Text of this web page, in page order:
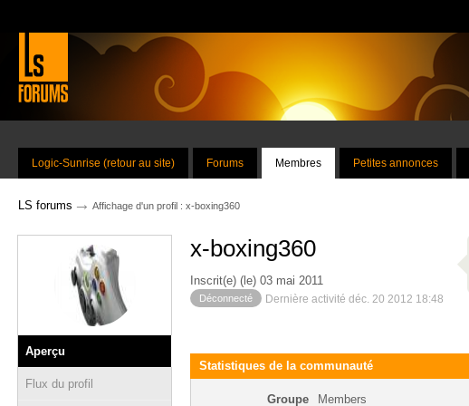
Logic-Sunrise (retour au site) Forums Membres Petites annonces
LS forums → Affichage d'un profil : x-boxing360
Aperçu
Flux du profil
x-boxing360
Inscrit(e) (le) 03 mai 2011
Déconnecté Dernière activité déc. 20 2012 18:48
Statistiques de la communauté
Groupe Members